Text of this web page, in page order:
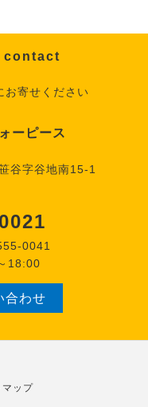
contact
お寄せください
ーピース
谷字谷地南15-1
0041
18:00
合わせ
マップ